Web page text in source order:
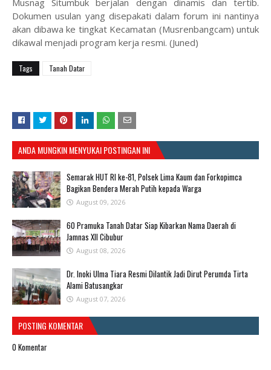
​Musnag Situmbuk berjalan dengan dinamis dan tertib.
Dokumen usulan yang disepakati dalam forum ini nantinya
akan dibawa ke tingkat Kecamatan (Musrenbangcam) untuk
dikawal menjadi program kerja resmi. (Juned)
Tags Tanah Datar
ANDA MUNGKIN MENYUKAI POSTINGAN INI
Semarak HUT RI ke-81, Polsek Lima Kaum dan Forkopimca
Bagikan Bendera Merah Putih kepada Warga
August 09, 2026
60 Pramuka Tanah Datar Siap Kibarkan Nama Daerah di
Jamnas XII Cibubur
August 08, 2026
​Dr. Inoki Ulma Tiara Resmi Dilantik Jadi Dirut Perumda Tirta
Alami Batusangkar
August 07, 2026
POSTING KOMENTAR
0 Komentar